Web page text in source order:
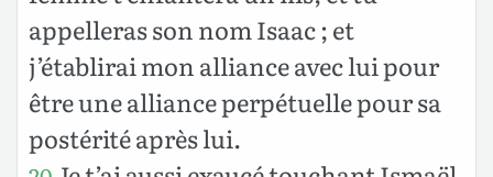
appelleras son nom Isaac ; et
j’établirai mon alliance avec lui pour
être une alliance perpétuelle pour sa
postérité après lui.